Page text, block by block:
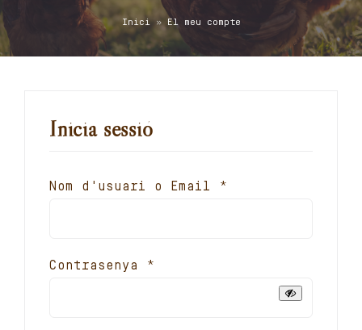
Carret
Inici» El meu compte
Inicia sessió
Nom d'usuari o Email *Obligatori
Contrasenya *Obligatori